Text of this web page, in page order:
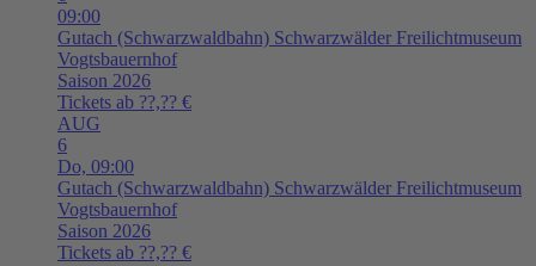
09:00
Gutach (Schwarzwaldbahn) Schwarzwälder Freilichtmuseum
Vogtsbauernhof
Saison 2026
Tickets ab ??,?? €
AUG
6
Do, 09:00
Gutach (Schwarzwaldbahn) Schwarzwälder Freilichtmuseum
Vogtsbauernhof
Saison 2026
Tickets ab ??,?? €